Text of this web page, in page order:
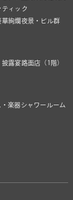
ティック
華絢爛夜景・ビル群
披露宴路面店（1階）
・楽器シャワールーム